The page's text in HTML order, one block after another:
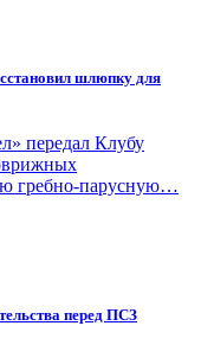
шлюпку для
передал Клубу
гребно-парусную…
перед ПСЗ